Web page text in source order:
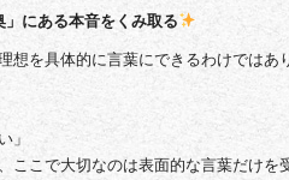
にある本音をくみ取る
想を具体的に言葉にできるわけではあ
」
ここで大切なのは表面的な言葉だけ